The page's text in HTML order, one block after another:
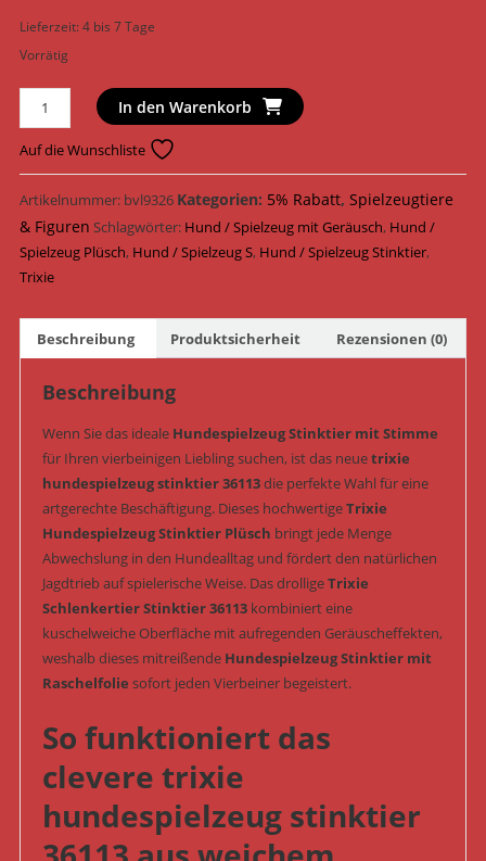
Lieferzeit:4 bis 7 Tage
Vorrätig
Trixie
Hundespielzeug
Stinktier
Plüsch
&
Geräusch
47
cm
Nr.
36113)
In den Warenkorb
Auf die Wunschliste
Artikelnummer: bvl9326 Kategorien: 5% Rabatt, Spielzeugtiere
& Figuren Schlagwörter: Hund / Spielzeug mit Geräusch, Hund /
Spielzeug Plüsch, Hund / Spielzeug S, Hund / Spielzeug Stinktier,
Trixie
Beschreibung Produktsicherheit Rezensionen (0)
Beschreibung
Wenn Sie das ideale Hundespielzeug Stinktier mit Stimme
für Ihren vierbeinigen Liebling suchen, ist das neuetrixie
hundespielzeug stinktier 36113die perfekte Wahl für eine
artgerechte Beschäftigung. Dieses hochwertigeTrixie
Hundespielzeug Stinktier Plüsch bringt jede Menge
Abwechslung in den Hundealltag und fördert den natürlichen
Jagdtrieb auf spielerische Weise. Das drolligeTrixie
Schlenkertier Stinktier 36113kombiniert eine
kuschelweiche Oberfläche mit aufregenden Geräuscheffekten,
weshalb dieses mitreißende Hundespielzeug Stinktier mit
Raschelfolie sofort jeden Vierbeiner begeistert.
So funktioniert das
clevere trixie
hundespielzeug stinktier